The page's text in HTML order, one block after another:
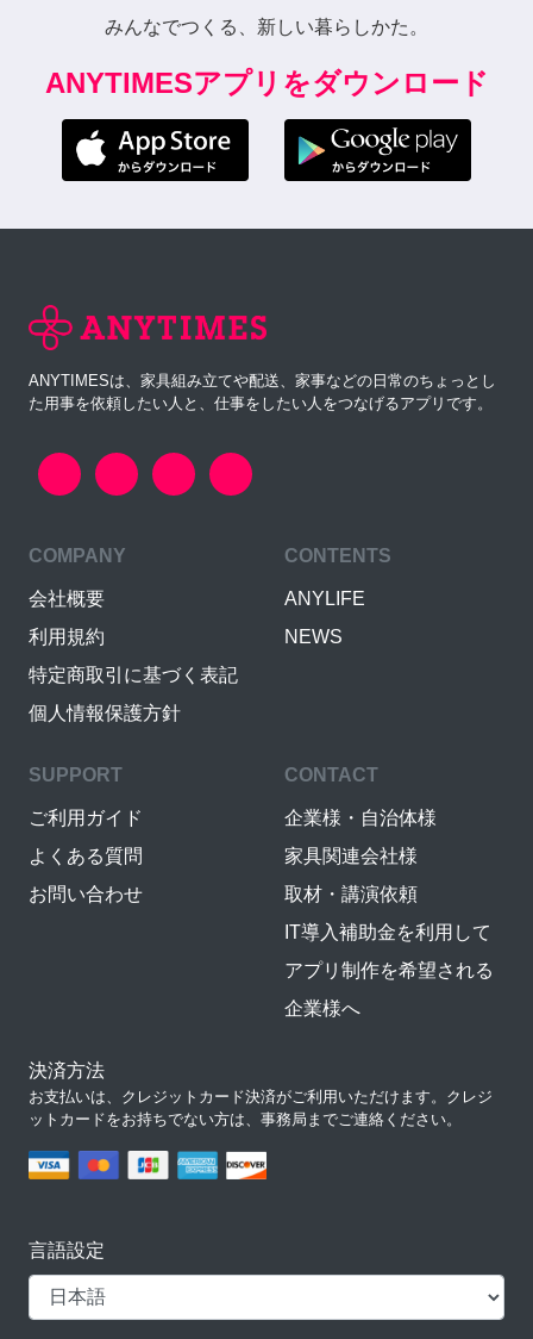
みんなでつくる、新しい暮らしかた。
ANYTIMESアプリをダウンロード
ANYTIMESは、家具組み立てや配送、家事などの日常のちょっとし
た用事を依頼したい人と、仕事をしたい人をつなげるアプリです。
COMPANY
会社概要
利用規約
特定商取引に基づく表記
個人情報保護方針
CONTENTS
ANYLIFE
NEWS
SUPPORT
ご利用ガイド
よくある質問
お問い合わせ
CONTACT
企業様・自治体様
家具関連会社様
取材・講演依頼
IT導入補助金を利用して
アプリ制作を希望される
企業様へ
決済方法
お支払いは、クレジットカード決済がご利用いただけます。クレジ
ットカードをお持ちでない方は、事務局までご連絡ください。
言語設定